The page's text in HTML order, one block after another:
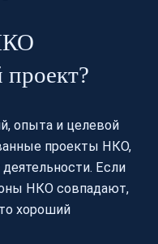
опыта и целевой
проекты НКО,
Если
НКО совпадают,
хороший